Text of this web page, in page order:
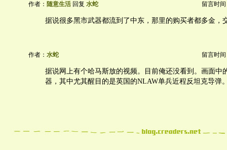
作者： 随意生活 回复 水蛇 留言时间
据说很多黑市武器都流到了中东，那里的购买者都多金，
作者： 水蛇 留言时间
据说网上有个哈马斯放的视频。目前俺还没看到。画面中
器，其中尤其醒目的是英国的NLAW单兵近程反坦克导弹